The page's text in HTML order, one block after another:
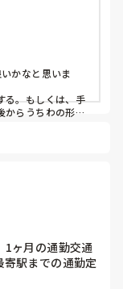
かなと思いま
る。もしくは、手
からうちわの形に
ています。
す！
1ヶ月の通勤交通
駅までの通勤定